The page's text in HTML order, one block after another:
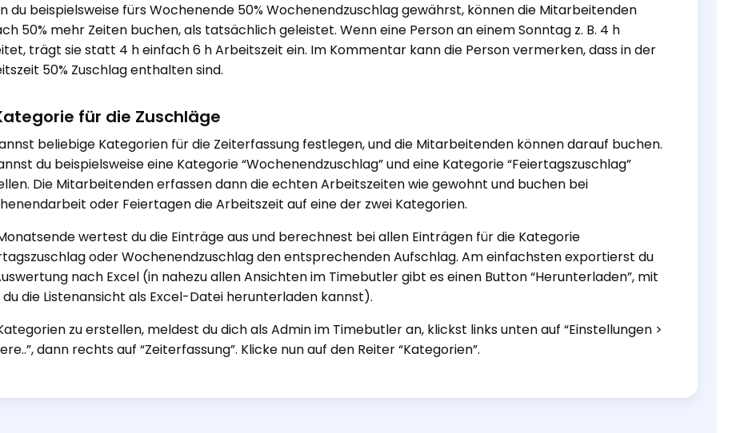
du beispielsweise fürs Wochenende 50% Wochenendzuschlag gewährst, können die Mitarbeitenden
50% mehr Zeiten buchen, als tatsächlich geleistet. Wenn eine Person an einem Sonntag z. B. 4 h
trägt sie statt 4 h einfach 6 h Arbeitszeit ein. Im Kommentar kann die Person vermerken, dass in der
50% Zuschlag enthalten sind.
für die Zuschläge
beliebige Kategorien für die Zeiterfassung festlegen, und die Mitarbeitenden können darauf buchen.
du beispielsweise eine Kategorie “Wochenendzuschlag” und eine Kategorie “Feiertagszuschlag”
Die Mitarbeitenden erfassen dann die echten Arbeitszeiten wie gewohnt und buchen bei
oder Feiertagen die Arbeitszeit auf eine der zwei Kategorien.
wertest du die Einträge aus und berechnest bei allen Einträgen für die Kategorie
oder Wochenendzuschlag den entsprechenden Aufschlag. Am einfachsten exportierst du
nach Excel (in nahezu allen Ansichten im Timebutler gibt es einen Button “Herunterladen”, mit
die Listenansicht als Excel-Datei herunterladen kannst).
zu erstellen, meldest du dich als Admin im Timebutler an, klickst links unten auf “Einstellungen >
dann rechts auf “Zeiterfassung”. Klicke nun auf den Reiter “Kategorien”.